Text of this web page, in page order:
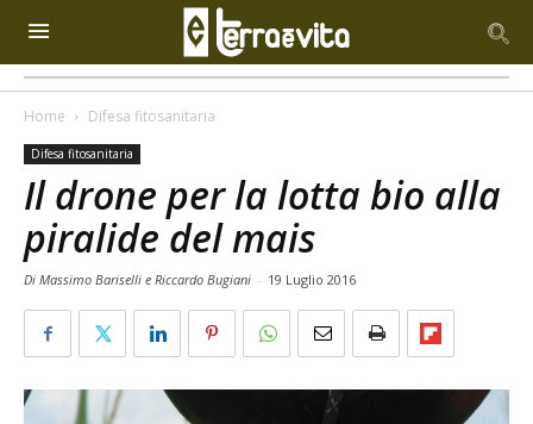
Home Difesa fitosanitaria
Difesa fitosanitaria
Il drone per la lotta bio alla
piralide del mais
Di Massimo Bariselli e Riccardo Bugiani - 19 Luglio 2016